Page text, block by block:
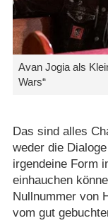
Avan Jogia als
Wars“
Das sind alles
weder die
irgendeine Form
einhauchen
Nullnummer von
vom gut